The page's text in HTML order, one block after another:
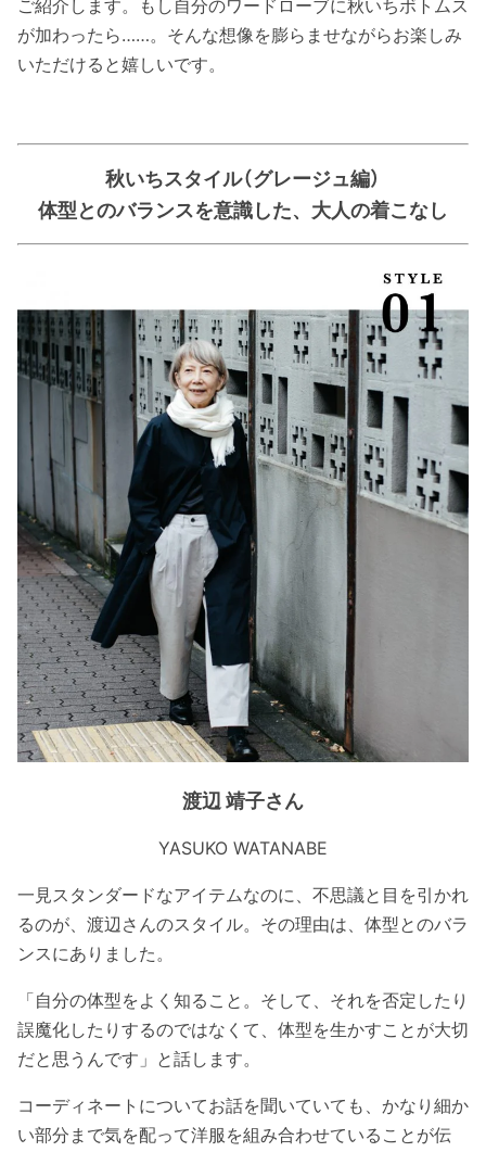
ご紹介します。もし自分のワードローブに秋いちボトムス
が加わったら……。そんな想像を膨らませながらお楽しみ
いただけると嬉しいです。
秋いちスタイル（グレージュ編）
体型とのバランスを意識した、大人の着こなし
渡辺 靖子さん
YASUKO WATANABE
一見スタンダードなアイテムなのに、不思議と目を引かれ
るのが、渡辺さんのスタイル。その理由は、体型とのバラ
ンスにありました。
「自分の体型をよく知ること。そして、それを否定したり
誤魔化したりするのではなくて、体型を生かすことが大切
だと思うんです」と話します。
コーディネートについてお話を聞いていても、かなり細か
い部分まで気を配って洋服を組み合わせていることが伝